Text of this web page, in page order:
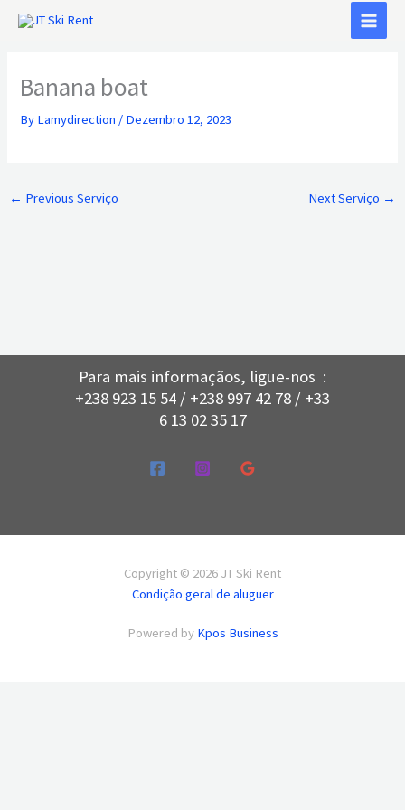
Banana boat
By Lamydirection / Dezembro 12, 2023
← Previous Serviço Next Serviço →
Para mais informaçãos, ligue-nos :
+238 923 15 54 / +238 997 42 78 / +33
6 13 02 35 17
Copyright © 2026 JT Ski Rent
Condição geral de aluguer
Powered by Kpos Business